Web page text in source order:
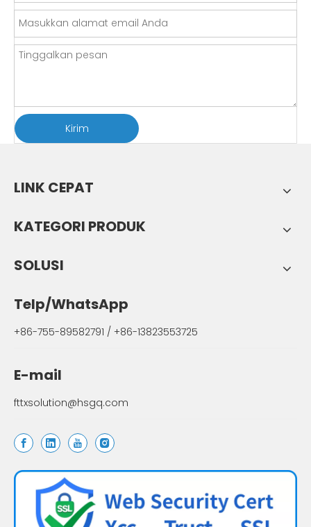
Kirim
LINK CEPAT
KATEGORI PRODUK
SOLUSI
Telp/WhatsApp
+86-755-89582791 / +86-13823553725
E-mail
fttxsolution@hsgq.com